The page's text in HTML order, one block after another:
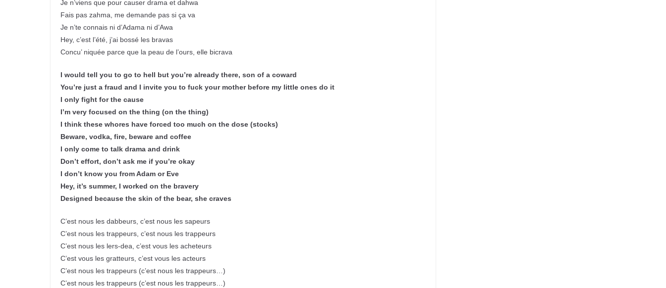
Je n’viens que pour causer drama et dahwa
Fais pas zahma, me demande pas si ça va
Je n’te connais ni d’Adama ni d’Awa
Hey, c’est l’été, j’ai bossé les bravas
Concu’ niquée parce que la peau de l’ours, elle bicrava
I would tell you to go to hell but you’re already there, son of a coward
You’re just a fraud and I invite you to fuck your mother before my little ones do it
I only fight for the cause
I’m very focused on the thing (on the thing)
I think these whores have forced too much on the dose (stocks)
Beware, vodka, fire, beware and coffee
I only come to talk drama and drink
Don’t effort, don’t ask me if you’re okay
I don’t know you from Adam or Eve
Hey, it’s summer, I worked on the bravery
Designed because the skin of the bear, she craves
C’est nous les dabbeurs, c’est nous les sapeurs
C’est nous les trappeurs, c’est nous les trappeurs
C’est nous les lers-dea, c’est vous les acheteurs
C’est vous les gratteurs, c’est vous les acteurs
C’est nous les trappeurs (c’est nous les trappeurs…)
C’est nous les trappeurs (c’est nous les trappeurs…)